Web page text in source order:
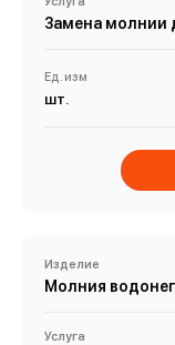
Замена молнии
Ед. изм
шт.
Изделие
Молния
Услуга